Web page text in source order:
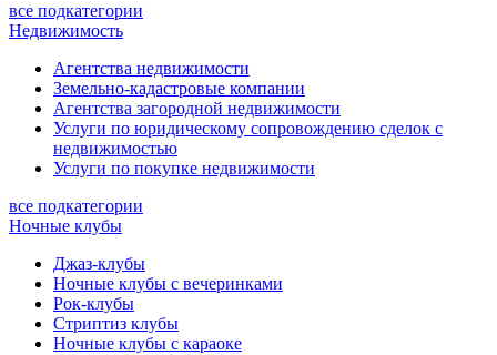
все подкатегории
Недвижимость
Агентства недвижимости
Земельно-кадастровые компании
Агентства загородной недвижимости
Услуги по юридическому сопровождению сделок с
недвижимостью
Услуги по покупке недвижимости
все подкатегории
Ночные клубы
Джаз-клубы
Ночные клубы с вечеринками
Рок-клубы
Стриптиз клубы
Ночные клубы с караоке